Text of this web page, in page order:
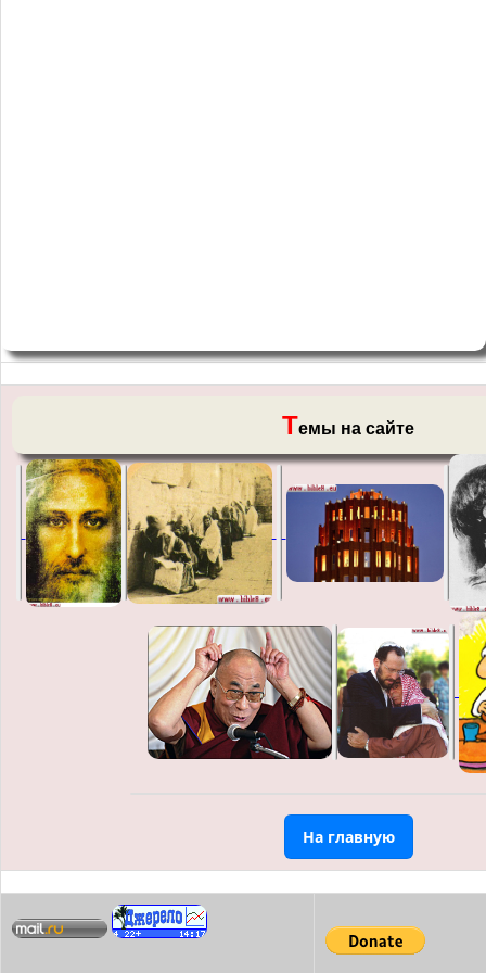
Темы на сайте
На главную